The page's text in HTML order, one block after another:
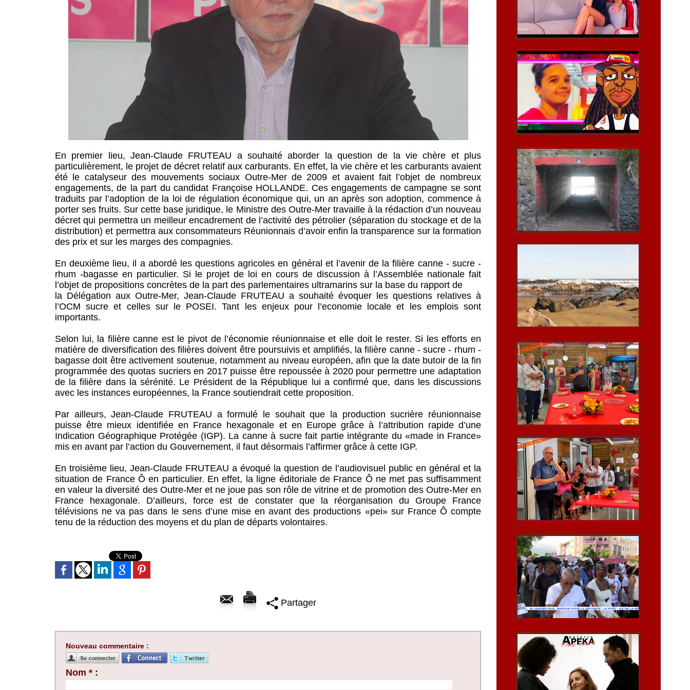
En premier lieu, Jean-Claude FRUTEAU a souhaité aborder la question de la vie chère et plus
particulièrement, le projet de décret relatif aux carburants. En effet, la vie chère et les carburants avaient
été le catalyseur des mouvements sociaux Outre-Mer de 2009 et avaient fait l’objet de nombreux
engagements, de la part du candidat Françoise HOLLANDE. Ces engagements de campagne se sont
traduits par l’adoption de la loi de régulation économique qui, un an après son adoption, commence à
porter ses fruits. Sur cette base juridique, le Ministre des Outre-Mer travaille à la rédaction d’un nouveau
décret qui permettra un meilleur encadrement de l’activité des pétrolier (séparation du stockage et de la
distribution) et permettra aux consommateurs Réunionnais d’avoir enfin la transparence sur la formation
des prix et sur les marges des compagnies.
En deuxième lieu, il a abordé les questions agricoles en général et l’avenir de la filière canne - sucre -
rhum -bagasse en particulier. Si le projet de loi en cours de discussion à l’Assemblée nationale fait
l’objet de propositions concrètes de la part des parlementaires ultramarins sur la base du rapport de
la Délégation aux Outre-Mer, Jean-Claude FRUTEAU a souhaité évoquer les questions relatives à
l’OCM sucre et celles sur le POSEI. Tant les enjeux pour l’economie locale et les emplois sont
importants.
Selon lui, la filière canne est le pivot de l’économie réunionnaise et elle doit le rester. Si les efforts en
matière de diversification des filières doivent être poursuivis et amplifiés, la filière canne - sucre - rhum -
bagasse doit être activement soutenue, notamment au niveau européen, afin que la date butoir de la fin
programmée des quotas sucriers en 2017 puisse être repoussée à 2020 pour permettre une adaptation
de la filière dans la sérénité. Le Président de la République lui a confirmé que, dans les discussions
avec les instances européennes, la France soutiendrait cette proposition.
Par ailleurs, Jean-Claude FRUTEAU a formulé le souhait que la production sucrière réunionnaise
puisse être mieux identifiée en France hexagonale et en Europe grâce à l’attribution rapide d’une
Indication Géographique Protégée (IGP). La canne à sucre fait partie intégrante du «made in France»
mis en avant par l’action du Gouvernement, il faut désormais l’affirmer grâce à cette IGP.
En troisième lieu, Jean-Claude FRUTEAU a évoqué la question de l’audiovisuel public en général et la
situation de France Ô en particulier. En effet, la ligne éditoriale de France Ô ne met pas suffisamment
en valeur la diversité des Outre-Mer et ne joue pas son rôle de vitrine et de promotion des Outre-Mer en
France hexagonale. D’ailleurs, force est de constater que la réorganisation du Groupe France
télévisions ne va pas dans le sens d’une mise en avant des productions «pei» sur France Ô compte
tenu de la réduction des moyens et du plan de départs volontaires.
Partager
Nouveau commentaire :
Nom * :